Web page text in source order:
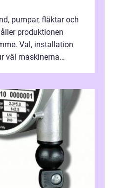
pumpar, fläktar och
produktionen
Val, installation
väl maskinerna